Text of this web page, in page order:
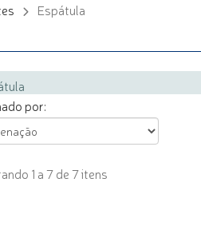
Espátula
por:
1 a 7 de 7 itens